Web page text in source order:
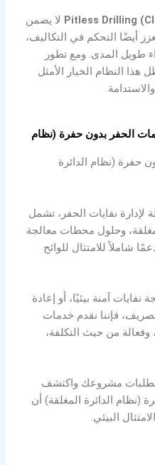
Pitless Drilling لا يضمن
أيضًا التحكم في التكاليف،
طويل المدى. ومع تطور
هذا النظام الخيار الأمثل
الحفر بدون حفرة (نظام
حفرة (نظام الدائرة
لإدارة نفايات الحفر، تشمل
وحلول محطات معالجة
شاملاً للامتثال للوائح
آمنة بيئيًا، أو إعادة
فإننا نقدم خدمات
من حيث التكلفة،
مشروعك واكتشف
(نظام الدائرة المغلقة) أن
البيئي.